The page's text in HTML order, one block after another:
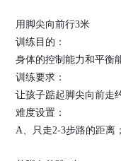
用脚尖向前行3米
训练目的：
身体的控制能力和平衡
训练要求：
让孩子踮起脚尖向前走
难度设置：
A、只走2-3步路的距离